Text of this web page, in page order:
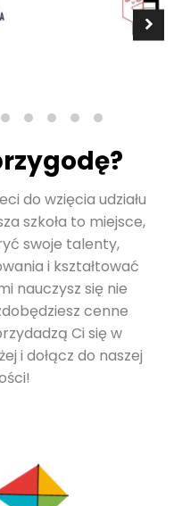
do wzięcia udziału
szkoła to miejsce,
swoje talenty,
i kształtować
nauczysz się nie
cenne
Ci się w
i dołącz do naszej